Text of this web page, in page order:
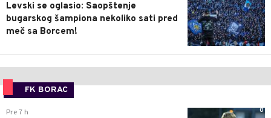
Levski se oglasio: Saopštenje
bugarskog šampiona nekoliko sati pred
meč sa Borcem!
FK BORAC
0
Pre 7 h